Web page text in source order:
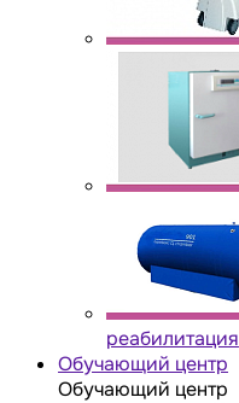
реабилитация
Обучающий центр
Обучающий центр